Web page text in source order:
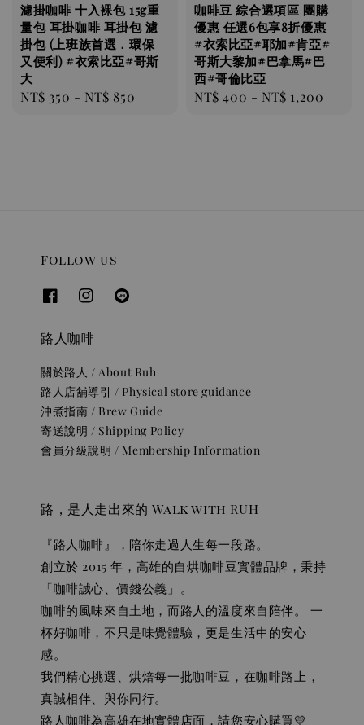
濾掛咖啡 十入裸包 15g重
量包 耳掛咖啡 耳掛包 濾
掛包 (上班族首選．環保
又便利) #衣索比亞#哥斯
大
Regular
NT$ 350 - NT$ 850
咖啡豆 綜合選項區 團購
優惠 任選6包享8折優惠
#衣索比亞#耶加#肯亞#
哥斯大黎加#巴拿馬#巴
西#哥倫比亞
Regular
NT$ 400 - NT$ 1,200
Follow us
路人咖啡
關於路人 / About Ruh
路人店舖導引 / Physical store guidance
沖煮指南 / Brew Guide
寄送說明 / Shipping Policy
會員分級說明 / Membership Information
路，是人走出來的 Walk with RUH
『路人咖啡』，陪你走過人生每一段路。
創立於 2015 年，高雄的自烘咖啡豆實體品牌，秉持
「咖啡誠心、價錢公義」。
咖啡的風味來自土地，而路人的溫度來自陪伴。 一
杯好咖啡，不只是味覺體驗，更是生活中的安心
感。
我們精心挑選、烘焙每一批咖啡豆，在咖啡路上，
真誠相伴、與你同行。
路人咖啡為高雄在地實體店面，請您安心購買💛